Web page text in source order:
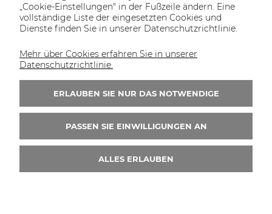
KONTAKT UNS
16:00 Uhr erreichbar.
+49 30 46690082
„Cookie-Einstellungen" in der Fußzeile ändern. Eine
vollständige Liste der eingesetzten Cookies und
Dienste finden Sie in unserer Datenschutzrichtlinie.
Mehr über Cookies erfahren Sie in unserer
Datenschutzrichtlinie.
ERLAUBEN SIE NUR DAS NOTWENDIGE
PASSEN SIE EINWILLIGUNGEN AN
ALLES ERLAUBEN